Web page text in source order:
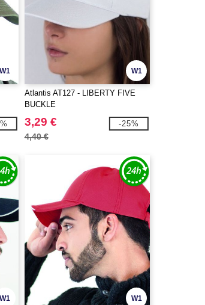
W1 W1
Atlantis AT127 - LIBERTY FIVE
BUCKLE
3,29 €
4,40 €
-25%
W1 W1